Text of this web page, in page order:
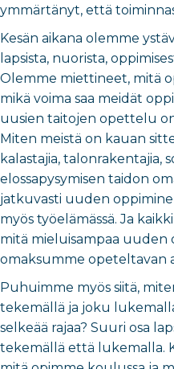
ymmärtänyt, että
Kesän aikana olemme
lapsista, nuorista,
Olemme miettineet, mitä
mikä voima saa meidät
uusien taitojen opettelu
Miten meistä on kauan
kalastajia, talonrakentajia,
elossapysymisen taidon
jatkuvasti uuden
myös työelämässä. Ja
mitä mieluisampaa uuden
omaksumme opeteltavan
Puhuimme myös siitä,
tekemällä ja joku
selkeää rajaa? Suuri osa
tekemällä että lukemalla.